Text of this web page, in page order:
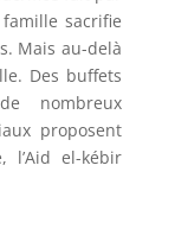
sacrifie
Mais au-delà
Des buffets
nombreux
proposent
l’Aid el-kébir